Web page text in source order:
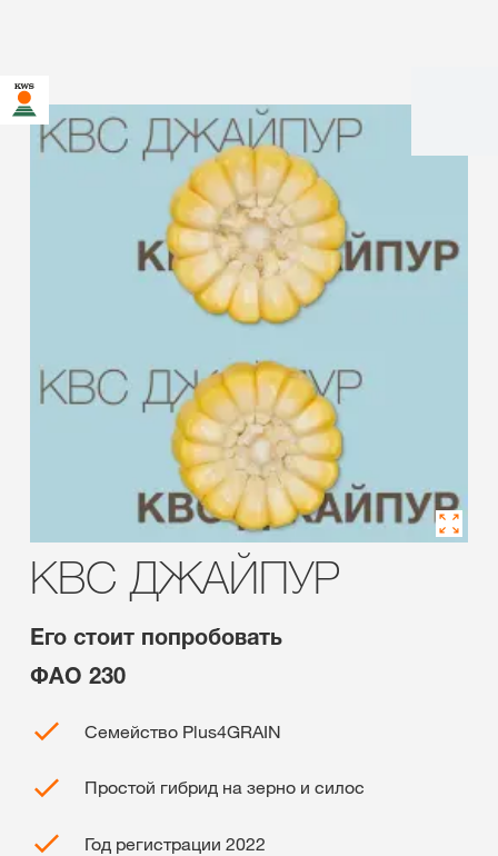
КВС ДЖАЙПУР
Его стоит попробовать
ФАО 230
Семейство Plus4GRAIN
Простой гибрид на зерно и силос
Год регистрации 2022